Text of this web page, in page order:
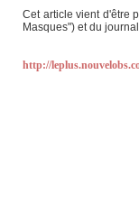
Cet article vient d'être
Masques") et du
http://